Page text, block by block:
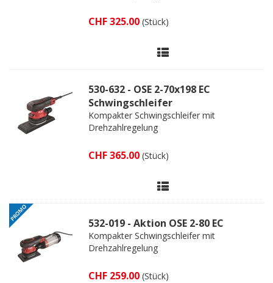
CHF 325.00 (Stück)
530-632 - OSE 2-70x198 EC
Schwingschleifer
Kompakter Schwingschleifer mit
Drehzahlregelung
CHF 365.00 (Stück)
532-019 - Aktion OSE 2-80 EC
Kompakter Schwingschleifer mit
Drehzahlregelung
CHF 259.00 (Stück)